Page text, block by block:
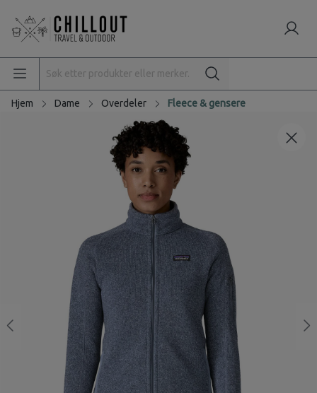
Hjem Dame Overdeler Fleece & gensere